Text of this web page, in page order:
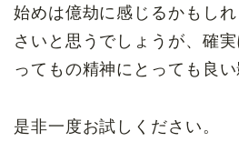
始めは億劫に感じるかもし
さいと思うでしょうが、確
ってもの精神にとっても良い
是非一度お試しください。